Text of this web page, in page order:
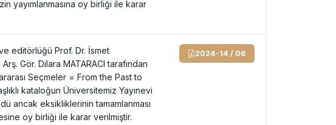
yayımlanmasına oy birliği ile karar
editörlüğü Prof. Dr. İsmet
Gör. Dilara MATARACI tarafından
Seçmeler = From the Past to
kataloğun Üniversitemiz Yayınevi
ancak eksikliklerinin tamamlanması
oy birliği ile karar verilmiştir.
2024-14 / 06